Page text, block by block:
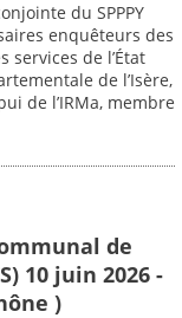
du SPPPY
enquêteurs des
services de l’État
de l’Isère,
de l’IRMa, membre
de
10 juin 2026 -
)